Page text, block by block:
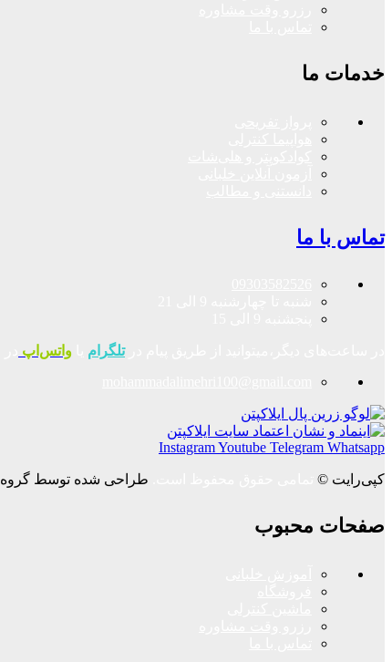
خدمات ما
تماس با ما
در ساعت‌های دیگر،میتوانید از طریق پیام درتلگرام واتس‌اپ
InstagramYoutube Telegram Whatsapp
کپی‌رایت © طراحی شده توسط گروه
صفحات محبوب